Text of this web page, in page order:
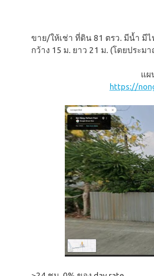
ขาย/ให้เช่า ที่ดิน 81 ตรว. มีน้ำ มี
กว้าง 15 ม. ยาว 21 ม. (โดยประ
แผ
https://